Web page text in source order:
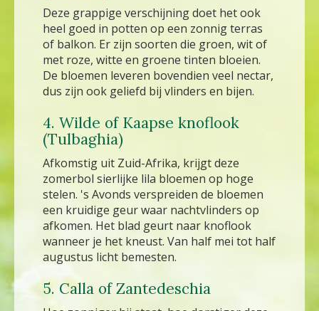
Deze grappige verschijning doet het ook
heel goed in potten op een zonnig terras
of balkon. Er zijn soorten die groen, wit of
met roze, witte en groene tinten bloeien.
De bloemen leveren bovendien veel nectar,
dus zijn ook geliefd bij vlinders en bijen.
4. Wilde of Kaapse knoflook
(Tulbaghia)
Afkomstig uit Zuid-Afrika, krijgt deze
zomerbol sierlijke lila bloemen op hoge
stelen. 's Avonds verspreiden de bloemen
een kruidige geur waar nachtvlinders op
afkomen. Het blad geurt naar knoflook
wanneer je het kneust. Van half mei tot half
augustus licht bemesten.
5. Calla of Zantedeschia